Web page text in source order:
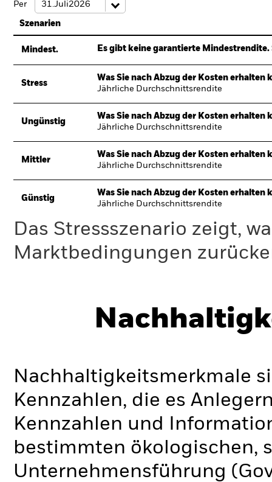
Per
Szenarien
Mindest. Es gibt keine garantierte
Stress
Was Sie nach Abzug der Kosten erhalten
Jährliche Durchschnittsrendite
Ungünstig
Was Sie nach Abzug der Kosten erhalten
Jährliche Durchschnittsrendite
Mittler
Was Sie nach Abzug der Kosten erhalten
Jährliche Durchschnittsrendite
Günstig
Was Sie nach Abzug der Kosten erhalten
Jährliche Durchschnittsrendite
Das Stressszenario zeigt,
Marktbedingungen
Nachhaltigkeitsmerkmale
Kennzahlen, die es
Kennzahlen und
bestimmten ökologischen,
Unternehmensführung